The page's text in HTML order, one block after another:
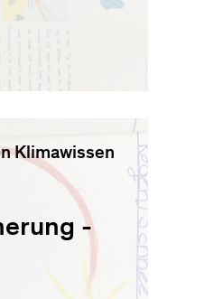
Klimawissen
-